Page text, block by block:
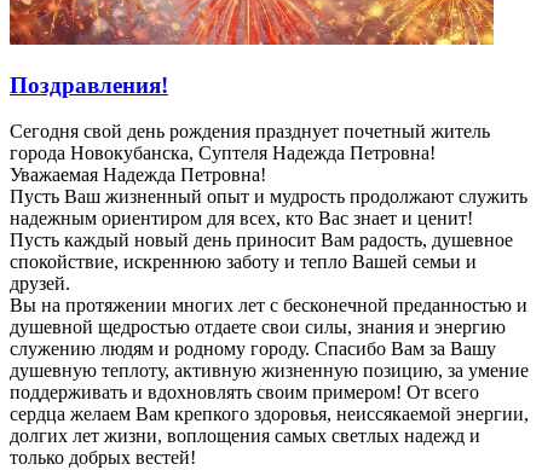
Поздравления!
Сегодня свой день рождения празднует почетный житель
города Новокубанска, Суптеля Надежда Петровна!
Уважаемая Надежда Петровна!
Пусть Ваш жизненный опыт и мудрость продолжают служить
надежным ориентиром для всех, кто Вас знает и ценит!
Пусть каждый новый день приносит Вам радость, душевное
спокойствие, искреннюю заботу и тепло Вашей семьи и
друзей.
Вы на протяжении многих лет с бесконечной преданностью и
душевной щедростью отдаете свои силы, знания и энергию
служению людям и родному городу. Спасибо Вам за Вашу
душевную теплоту, активную жизненную позицию, за умение
поддерживать и вдохновлять своим примером! От всего
сердца желаем Вам крепкого здоровья, неиссякаемой энергии,
долгих лет жизни, воплощения самых светлых надежд и
только добрых вестей!